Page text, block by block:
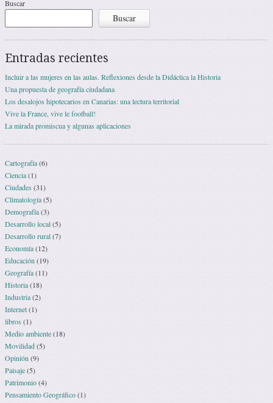
Buscar
Buscar
Entradas recientes
Incluir a las mujeres en las aulas. Reflexiones desde la Didáctica la Historia
Una propuesta de geografía ciudadana
Los desalojos hipotecarios en Canarias: una lectura territorial
Vive la France, vive le football!
La mirada promiscua y algunas aplicaciones
Cartografía(6)
Ciencia(1)
Ciudades (31)
Climatología(5)
Demografía(3)
Desarrollo local(5)
Desarrollo rural(7)
Economía(12)
Educación(19)
Geografía(11)
Historia(18)
Industria(2)
Internet(1)
libros (1)
Medio ambiente(18)
Movilidad(5)
Opinión(9)
Paisaje(5)
Patrimonio(4)
Pensamiento Geográfico(1)